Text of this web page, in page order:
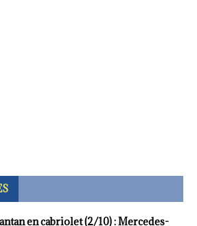
en cabriolet (2/10) : Mercedes-